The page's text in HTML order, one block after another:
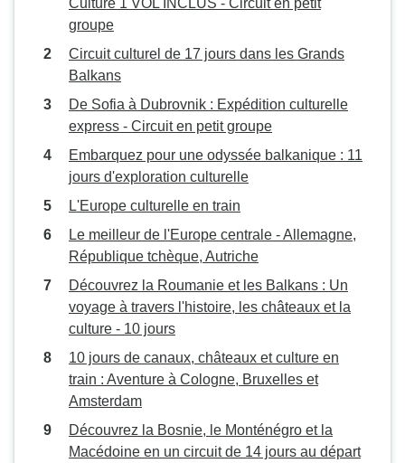
déposés à la gare (pendant une
grève des taxis) et laissés là pour
trouver notre propre chemin
jusqu'à notre hôtel et le lendemain
nous avons dû trouver notre
propre chemin jusqu'à la visite
d'Athènes... un transfert à l'hôtel
aurait dû être organisé comme
dans toutes les autres villes et
aussi pour la visite d'Athènes car il
était très difficile de trouver des
taxis à partir de l'hôtel dans lequel
nous étions inscrits. A part cela,
nous avons passé un bon
moment, les hôtels étaient
centraux et de qualité raisonnable,
à l'exception de celui d'Istanbul
qui présentait de nombreux
problèmes, y compris des murs
moisis (nous avons envoyé des
Culture 1 VOL INCLUS - Circuit en petit
groupe
Circuit culturel de 17 jours dans les Grands
Balkans
De Sofia à Dubrovnik : Expédition culturelle
express - Circuit en petit groupe
Embarquez pour une odyssée balkanique : 11
jours d'exploration culturelle
L'Europe culturelle en train
Le meilleur de l'Europe centrale - Allemagne,
République tchèque, Autriche
Découvrez la Roumanie et les Balkans : Un
voyage à travers l'histoire, les châteaux et la
culture - 10 jours
10 jours de canaux, châteaux et culture en
train : Aventure à Cologne, Bruxelles et
Amsterdam
Découvrez la Bosnie, le Monténégro et la
Macédoine en un circuit de 14 jours au départ